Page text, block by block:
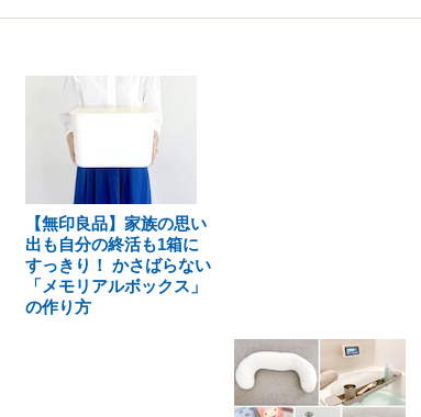
【無印良品】家族の思い
出も自分の終活も1箱に
すっきり！ かさばらない
「メモリアルボックス」
の作り方